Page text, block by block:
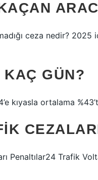
ceza nedir?
GÜN?
kıyasla ortalama
Penaltılar24 Trafik